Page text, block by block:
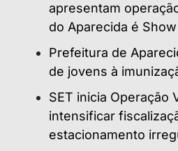
apresentam
do Aparecida é Show
Prefeitura de
de jovens à
SET inicia Operação
intensificar
estacionamento